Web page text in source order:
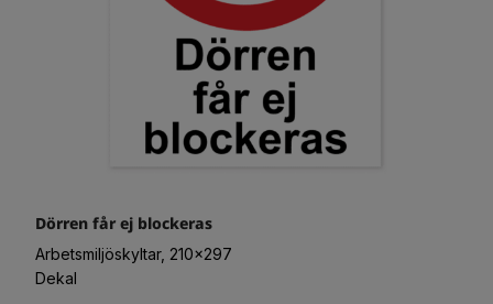
Dörren får ej blockeras
Arbetsmiljöskyltar, 210x297
Dekal